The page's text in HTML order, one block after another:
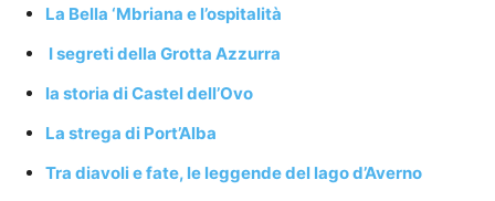
La Bella ‘Mbriana e l’ospitalità
I segreti della Grotta Azzurra
la storia di Castel dell’Ovo
La strega di Port’Alba
Tra diavoli e fate, le leggende del lago d’Averno